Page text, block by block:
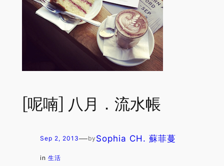
[呢喃] 八月．流水帳
Sep 2, 2013—by Sophia CH. 蘇菲蔓
in 生活